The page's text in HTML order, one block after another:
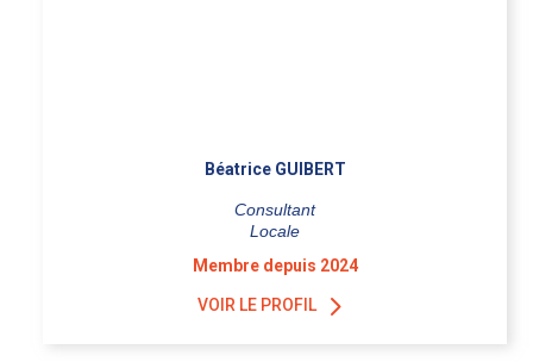
Béatrice GUIBERT
Consultant
Locale
Membre depuis 2024
VOIR LE PROFIL